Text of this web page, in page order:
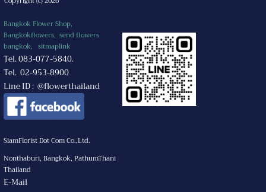
Bangkok Flower Shop,
Bangkokflowers, send flowers
bangkok, sitmaplink
Tel. 083-077-5840.
Tel. 02-953-8900
Line ID : @flowerthailand
.
SiamFlorist Dot Com Co.,Ltd.
Nonthaburi, Bangkok, PathumThani
Thailand
E-Mail